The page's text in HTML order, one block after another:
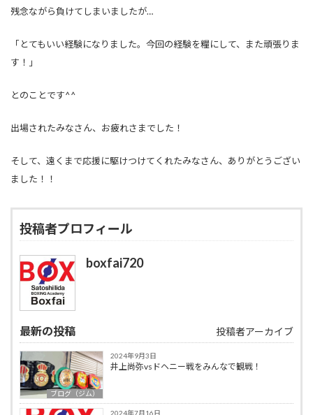
残念ながら負けてしまいましたが…
「とてもいい経験になりました。今回の経験を糧にして、また頑張りま
す！」
とのことです^^
出場されたみなさん、お疲れさまでした！
そして、遠くまで応援に駆けつけてくれたみなさん、ありがとうござい
ました！！
投稿者プロフィール
boxfai720
最新の投稿 投稿者アーカイブ
ブログ（ジム）
2024年9月3日
井上尚弥vsドヘニー戦をみんなで観戦！
2024年7月16日